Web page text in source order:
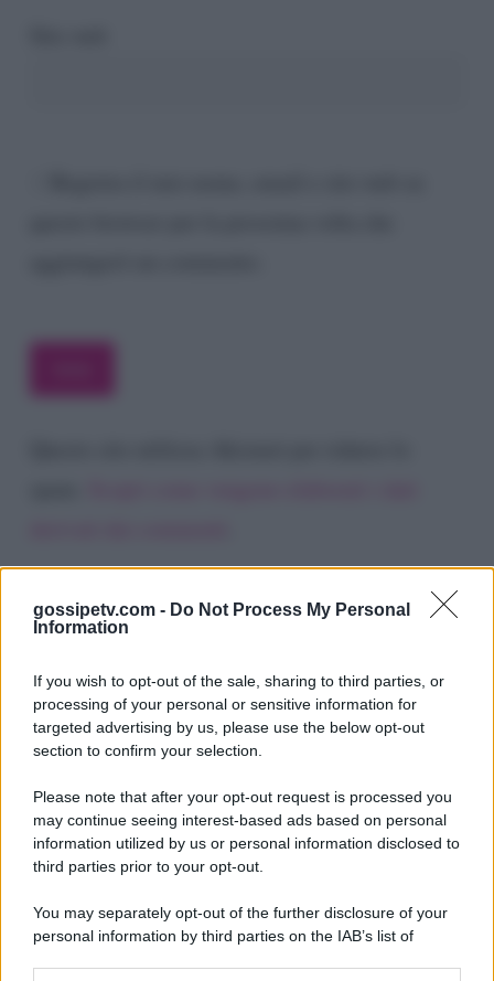
gossipetv.com - Do Not Process My Personal
Information
If you wish to opt-out of the sale, sharing to third parties, or
processing of your personal or sensitive information for
targeted advertising by us, please use the below opt-out
section to confirm your selection.
Please note that after your opt-out request is processed you
may continue seeing interest-based ads based on personal
information utilized by us or personal information disclosed to
third parties prior to your opt-out.
You may separately opt-out of the further disclosure of your
personal information by third parties on the IAB’s list of
Gossip e TV è un sito di MASTE S.r.l.
viale Luigi Majno n. 21 - 20129 Milano (MI)
P.Iva 10909580960
Categorie